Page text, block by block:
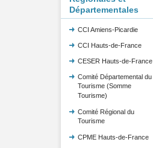
Départementales
CCI Amiens-Picardie
CCI Hauts-de-France
CESER Hauts-de-France
Comité Départemental du
Tourisme (Somme
Tourisme)
Comité Régional du
Tourisme
CPME Hauts-de-France